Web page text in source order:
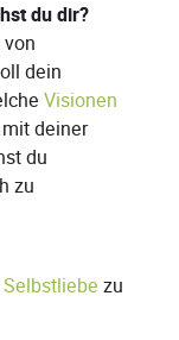
du dir?
dein
Visionen
deiner
du
zu
Selbstliebe zu